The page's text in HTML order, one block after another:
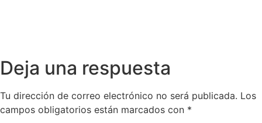
Deja una respuesta
Tu dirección de correo electrónico no será publicada. Los
campos obligatorios están marcados con *